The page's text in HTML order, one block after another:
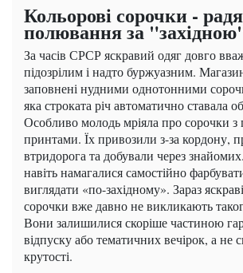
Кольорові сорочки -
полювання за
За часів СРСР яскравий одяг довго
підозрілим і надто буржуазним.
заповнені нудними однотонними
яка строката річ автоматично ставала
Особливо молодь мріяла про сорочки з
принтами. Їх привозили з-за кордону,
втридорога та добували через
навіть намагалися самостійно
виглядати «по-західному». Зараз
сорочки вже давно не викликають
Вони залишилися скоріше частиною
відпуску або тематичних вечірок, а не
крутості.